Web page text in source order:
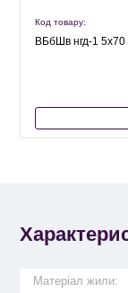
Код товару:
ВБбШв нгд-1 5х70
Матеріал жили: